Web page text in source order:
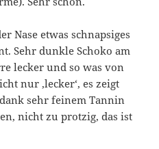
Nase etwas schnapsiges
Sehr dunkle Schoko am
lecker und so was von
nur ‚lecker‘, es zeigt
sehr feinem Tannin
nicht zu protzig, das ist